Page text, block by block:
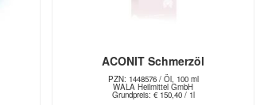
ACONIT Schmerzöl
PZN: 1448576 / Öl, 100 ml
WALA Heilmittel GmbH
Grundpreis: € 150,40 / 1l